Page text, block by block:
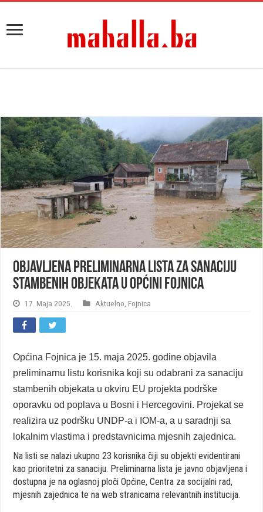
Objavljena preliminarna Lista za sanaciju
stambenih objekata u općini Fojnica
17. Maja 2025. Aktuelno Fojnica
Općina Fojnica je 15. maja 2025. godine objavila
preliminarnu listu korisnika koji su odabrani za sanaciju
stambenih objekata u okviru EU projekta podrške
oporavku od poplava u Bosni i Hercegovini. Projekat se
realizira uz podršku UNDP-a i IOM-a, a u saradnji sa
lokalnim vlastima i predstavnicima mjesnih zajednica.
Na listi se nalazi ukupno 23 korisnika čiji su objekti evidentirani
kao prioritetni za sanaciju. Preliminarna lista je javno objavljena i
dostupna je na oglasnoj ploči Općine, Centra za socijalni rad,
mjesnih zajednica te na web stranicama relevantnih institucija.